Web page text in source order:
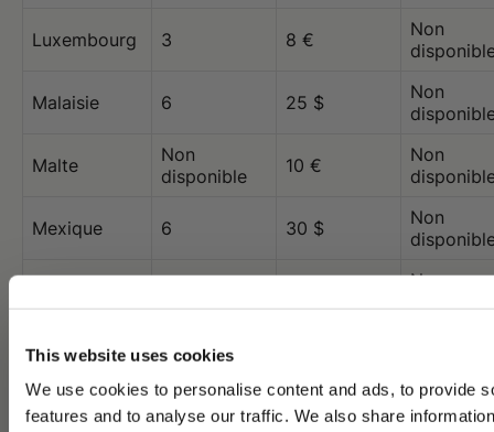
This website uses cookies
We use cookies to personalise content and ads, to provide
features and to analyse our traffic. We also share
Luxembourg 3 8 €
Non
Malaisie 6 25 $
Non
Malte
Non
disponible
10 €
Non
Mexique 6 30 $
Non
Non
Monténégro 5
Norvège 6 10 €
Non